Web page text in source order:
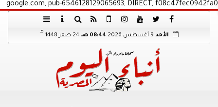
google.com, pub-6546128129065693, DIRECT, f08c47fec0942fa0
الأحد 08:44 صـ 24 صفر 1448
هـ